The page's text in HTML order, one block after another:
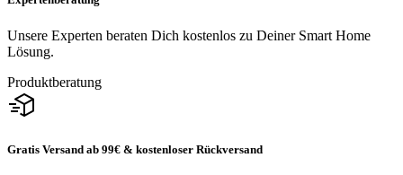
Unsere Experten beraten Dich kostenlos zu Deiner Smart Home
Lösung.
Produktberatung
Gratis Versand ab 99€ & kostenloser Rückversand